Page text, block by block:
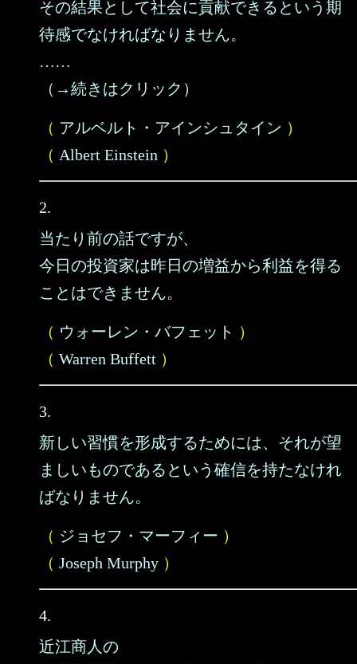
その結果として社会に貢献できるという期
待感でなければなりません。
……
（→続きはクリック）
（ アルベルト・アインシュタイン ）
（ Albert Einstein ）
2.
当たり前の話ですが、
今日の投資家は昨日の増益から利益を得る
ことはできません。
（ ウォーレン・バフェット ）
（ Warren Buffett ）
3.
新しい習慣を形成するためには、それが望
ましいものであるという確信を持たなけれ
ばなりません。
（ ジョセフ・マーフィー ）
（ Joseph Murphy ）
4.
近江商人の